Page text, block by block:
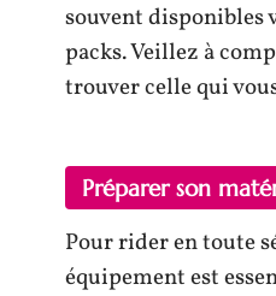
souvent disponibles
packs. Veillez à
trouver celle qui
Préparer son
Pour rider en toute
équipement est